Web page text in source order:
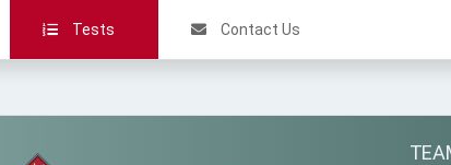
Tests Contact Us